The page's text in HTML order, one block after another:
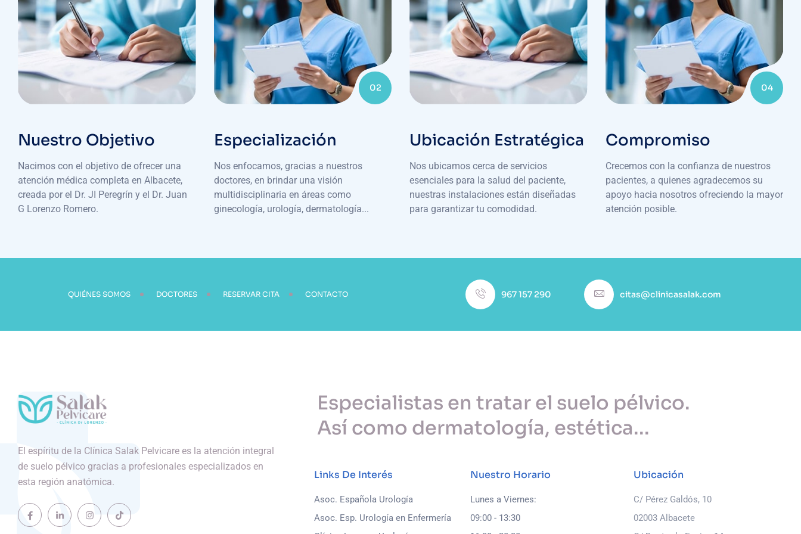
Nuestro Objetivo
Nacimos con el objetivo de ofrecer una
atención médica completa en Albacete,
creada por el Dr. JI Peregrín y el Dr. Juan
G Lorenzo Romero.
02
Especialización
Nos enfocamos, gracias a nuestros
doctores, en brindar una visión
multidisciplinaria en áreas como
ginecología, urología, dermatología...
Ubicación Estratégica
Nos ubicamos cerca de servicios
esenciales para la salud del paciente,
nuestras instalaciones están diseñadas
para garantizar tu comodidad.
04
Compromiso
Crecemos con la confianza de nuestros
pacientes, a quienes agradecemos su
apoyo hacia nosotros ofreciendo la mayor
atención posible.
QUIÉNES SOMOS DOCTORES RESERVAR CITA CONTACTO 967 157 290 citas@clinicasalak.com
Especialistas en tratar el suelo pélvico.
Así como dermatología, estética...
El espíritu de la Clínica Salak Pelvicare es la atención integral
de suelo pélvico gracias a profesionales especializados en
esta región anatómica.
Links De Interés
Asoc. Española Urología
Asoc. Esp. Urología en Enfermería
Nuestro Horario
Lunes a Viernes:
09:00 - 13:30
Ubicación
C/ Pérez Galdós, 10
02003 Albacete